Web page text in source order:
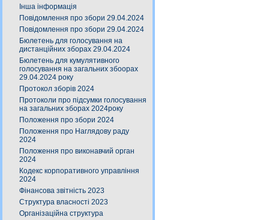
Інша інформація
Повідомлення про збори 29.04.2024
Повідомлення про збори 29.04.2024
Бюлетень для голосування на
дистанційних зборах 29.04.2024
Бюлетень для кумулятивного
голосування на загальних збоорах
29.04.2024 року
Протокол зборів 2024
Протоколи про підсумки голосування
на загальних зборах 2024року
Положення про збори 2024
Положення про Наглядову раду
2024
Положення про виконавчий орган
2024
Кодекс корпоративного управління
2024
Фінансова звітність 2023
Структура власності 2023
Організаційна структура